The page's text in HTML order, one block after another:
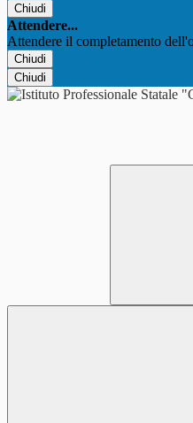
Chiudi
Attendere...
Attendere il completamento
Chiudi
Chiudi